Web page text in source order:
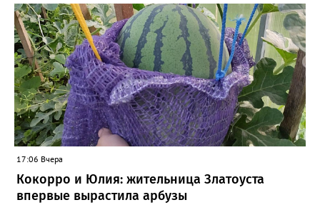
17:06 Вчера
Кокорро и Юлия: жительница Златоуста
впервые вырастила арбузы